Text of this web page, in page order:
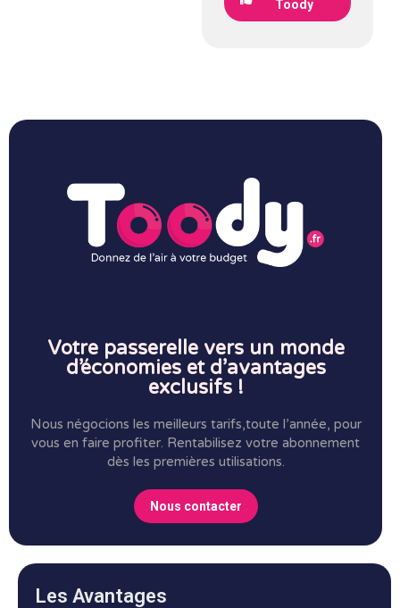
Toody
Votre passerelle vers un monde
d’économies et d’avantages
exclusifs !
Nous négocions les meilleurs tarifs,toute l’année, pour
vous en faire profiter. Rentabilisez votre abonnement
dès les premières utilisations.
Nous contacter
Les Avantages